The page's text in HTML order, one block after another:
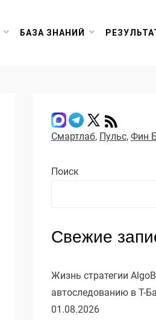
БАЗА ЗНАНИЙ
Смартлаб, Пульс, Фин
Поиск
Свежие
Жизнь стратегии
автоследованию в Т-
01.08.2026